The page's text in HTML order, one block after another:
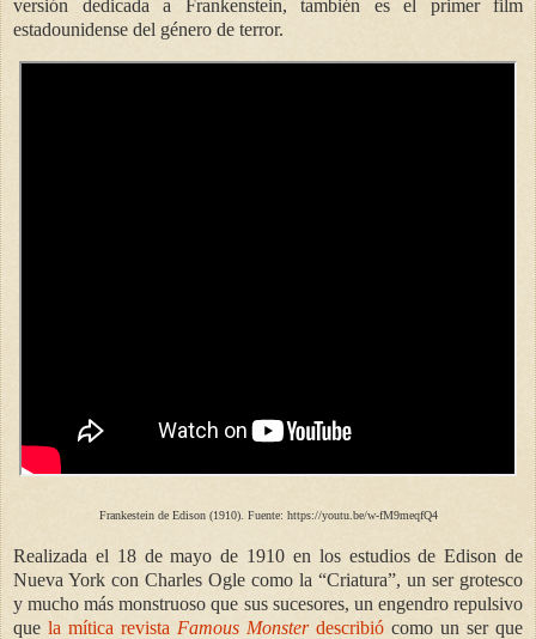
versión dedicada a Frankenstein, también es el primer film
estadounidense del género de terror.
Frankestein de Edison (1910). Fuente: https://youtu.be/w-fM9meqfQ4
Realizada el 18 de mayo de 1910 en los estudios de Edison de
Nueva York con Charles Ogle como la “Criatura”, un ser grotesco
y mucho más monstruoso que sus sucesores, un engendro repulsivo
que la mítica revista Famous Monsterdescribió como un ser que